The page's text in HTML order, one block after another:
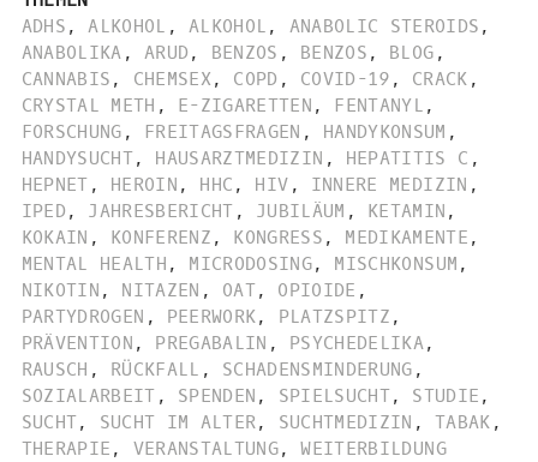
ADHS , ALKOHOL , ALKOHOL , ANABOLIC STEROIDS ,
ANABOLIKA , ARUD , BENZOS , BENZOS , BLOG ,
CANNABIS , CHEMSEX , COPD , COVID-19 , CRACK ,
CRYSTAL METH , E-ZIGARETTEN , FENTANYL ,
FORSCHUNG , FREITAGSFRAGEN , HANDYKONSUM ,
HANDYSUCHT, HAUSARZTMEDIZIN , HEPATITIS C ,
HEPNET , HEROIN , HHC , HIV , INNERE MEDIZIN ,
IPED , JAHRESBERICHT , JUBILÄUM , KETAMIN ,
KOKAIN , KONFERENZ , KONGRESS , MEDIKAMENTE ,
MENTAL HEALTH , MICRODOSING, MISCHKONSUM ,
NIKOTIN , NITAZEN , OAT, OPIOIDE ,
PARTYDROGEN , PEERWORK, PLATZSPITZ ,
PRÄVENTION , PREGABALIN , PSYCHEDELIKA,
RAUSCH , RÜCKFALL , SCHADENSMINDERUNG ,
SOZIALARBEIT , SPENDEN , SPIELSUCHT, STUDIE ,
SUCHT, SUCHT IM ALTER, SUCHTMEDIZIN , TABAK ,
THERAPIE , VERANSTALTUNG, WEITERBILDUNG